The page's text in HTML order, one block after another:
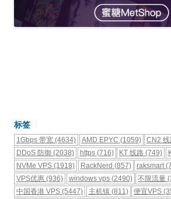
标签
1Gbps 带宽 (4634) AMD EPYC (1059) CN2 线
DDoS 防御 (2038) https(716) KT 线路 (749)
NVMe VPS (1918) RackNerd (857) raksmart
VPS优惠 (936) windows vps(2490) 不限流量
中国香港 VPS (5447) 主机镇(811) 便宜VPS